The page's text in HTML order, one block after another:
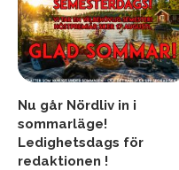
Nu går Nördliv in i
sommarläge!
Ledighetsdags för
redaktionen !